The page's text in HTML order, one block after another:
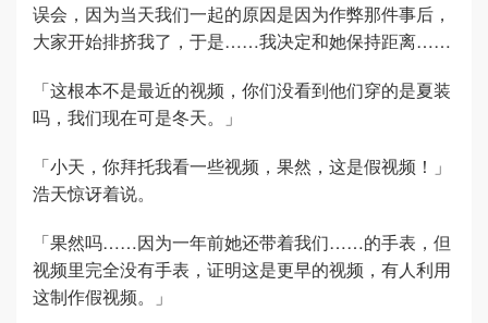
误会，因为当天我们一起的原因是因为作弊那件事后，
大家开始排挤我了，于是……我决定和她保持距离……
「这根本不是最近的视频，你们没看到他们穿的是夏装
吗，我们现在可是冬天。」
「小天，你拜托我看一些视频，果然，这是假视频！」
浩天惊讶着说。
「果然吗……因为一年前她还带着我们……的手表，但
视频里完全没有手表，证明这是更早的视频，有人利用
这制作假视频。」